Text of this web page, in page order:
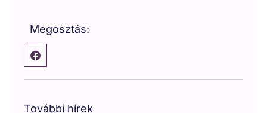
Megosztás:
További hírek